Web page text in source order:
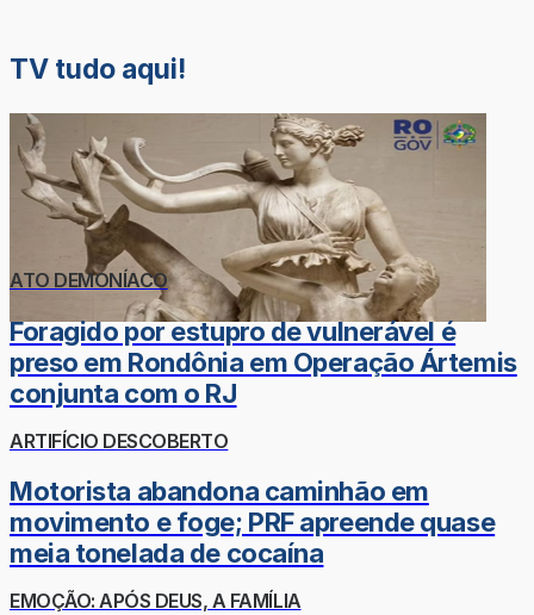
TV tudo aqui!
ATO DEMONÍACO
Foragido por estupro de vulnerável é
preso em Rondônia em Operação Ártemis
conjunta com o RJ
ARTIFÍCIO DESCOBERTO
Motorista abandona caminhão em
movimento e foge; PRF apreende quase
meia tonelada de cocaína
EMOÇÃO: APÓS DEUS, A FAMÍLIA